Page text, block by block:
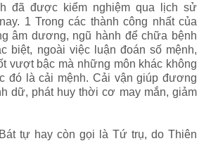
đã được kiểm nghiệm qua lịch sử
1 Trong các thành công nhất của
âm dương, ngũ hành để chữa bệnh
biệt, ngoài việc luận đoán số mệnh,
vượt bậc mà những môn khác không
đó là cải mệnh. Cải vận giúp đương
dữ, phát huy thời cơ may mắn, giảm
tự hay còn gọi là Tứ trụ, do Thiên